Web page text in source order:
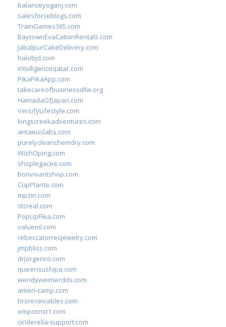
balanceyoganj.com
salesforceblogs.com
TrainGames365.com
BaytownEvaCationRentals.com
JabalpurCakeDelivery.com
halobjd.com
intelligenceqatar.com
PikaPikaApp.com
takecareofbusinessdfw.org
HamadaOfJapan.com
VersifyLifestyle.com
kingscreekadventures.com
antaeuslabs.com
purelycleanchemdry.com
WishOping.com
shoplegacee.com
bonvivantshop.com
CupPlante.com
mpzin.com
stcreal.com
PopUpFlea.com
valueml.com
rebeccatorresjewelry.com
jmpbliss.com
drjorgerico.com
queensushipa.com
wendyweimerdds.com
ameri-camp.com
hrsreceivables.com
empconst1.com
cinderella-support.com